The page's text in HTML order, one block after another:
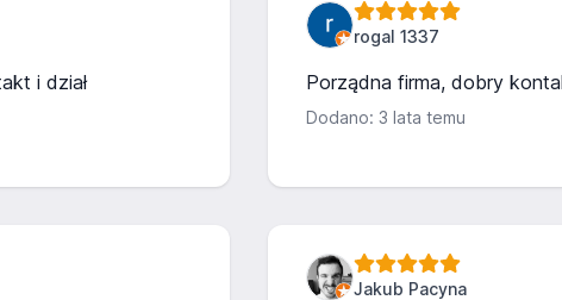
i dział
rogal 1337
Porządna firma, dobry
Dodano: 3 lata temu
Jakub Pacyna